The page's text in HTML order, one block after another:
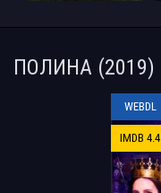
ПОЛИНА (2019)
WEBDL
IMDB 4.4